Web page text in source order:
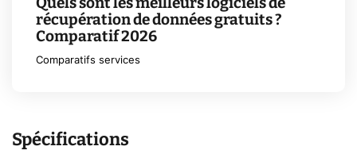
récupération de données gratuits ?
Comparatif 2026
Comparatifs services
Spécifications